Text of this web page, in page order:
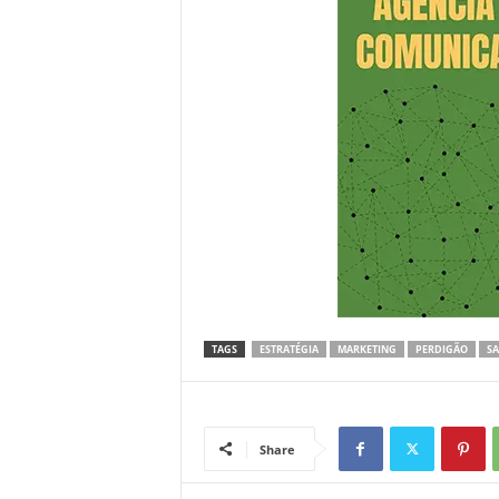
TAGS ESTRATÉGIA MARKETING PERDIGÃO
Share